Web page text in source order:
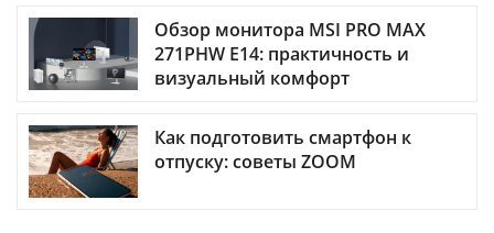
Обзор монитора MSI PRO MAX
271PHW E14: практичность и
визуальный комфорт
Как подготовить смартфон к
отпуску: советы ZOOM